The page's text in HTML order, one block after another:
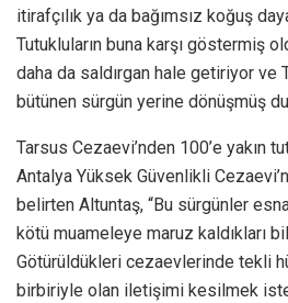
itirafçılık ya da bağımsız koğuş
Tutukluların buna karşı göstermiş
daha da saldırgan hale getiriyor ve
bütünen sürgün yerine dönüşmüş
Tarsus Cezaevi’nden 100’e yakın
Antalya Yüksek Güvenlikli
belirten Altuntaş, “Bu sürgünler
kötü muameleye maruz kaldıkları
Götürüldükleri cezaevlerinde tekli
birbiriyle olan iletişimi kesilmek